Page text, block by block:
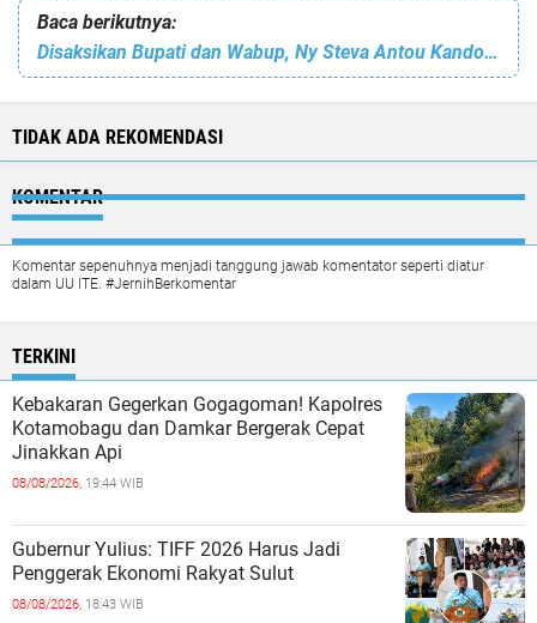
Baca berikutnya:
Disaksikan Bupati dan Wabup, Ny Steva Antou Kandoli Kukuhkan Bunda Paud se Mitra
TIDAK ADA REKOMENDASI
KOMENTAR
Komentar sepenuhnya menjadi tanggung jawab komentator seperti diatur
dalam UU ITE. #JernihBerkomentar
TERKINI
Kebakaran Gegerkan Gogagoman! Kapolres
Kotamobagu dan Damkar Bergerak Cepat
Jinakkan Api
08/08/2026, 19:44 WIB
Gubernur Yulius: TIFF 2026 Harus Jadi
Penggerak Ekonomi Rakyat Sulut
08/08/2026, 18:43 WIB